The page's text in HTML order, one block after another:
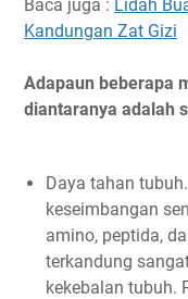
Baca juga : Lidah
Kandungan Zat Gizi
Adapaun beberapa
diantaranya adalah
Daya tahan
keseimbangan
amino, peptida,
terkandung
kekebalan tubuh.